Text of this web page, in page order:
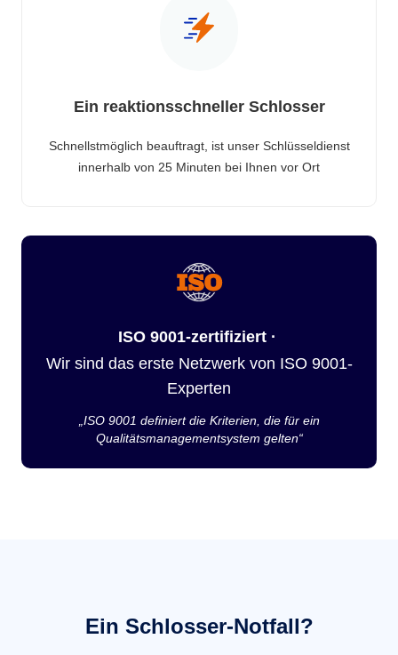
Ein reaktionsschneller Schlosser
Schnellstmöglich beauftragt, ist unser Schlüsseldienst
innerhalb von 25 Minuten bei Ihnen vor Ort
ISO 9001-zertifiziert ·
Wir sind das erste Netzwerk von ISO 9001-
Experten
„ISO 9001 definiert die Kriterien, die für ein
Qualitätsmanagementsystem gelten“
Ein Schlosser-Notfall?